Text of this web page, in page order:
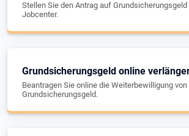
Stellen Sie den Antrag auf
Jobcenter.
Grundsicherungsgeld online
Beantragen Sie online die Weiterbewilligung von
Grundsicherungsgeld.